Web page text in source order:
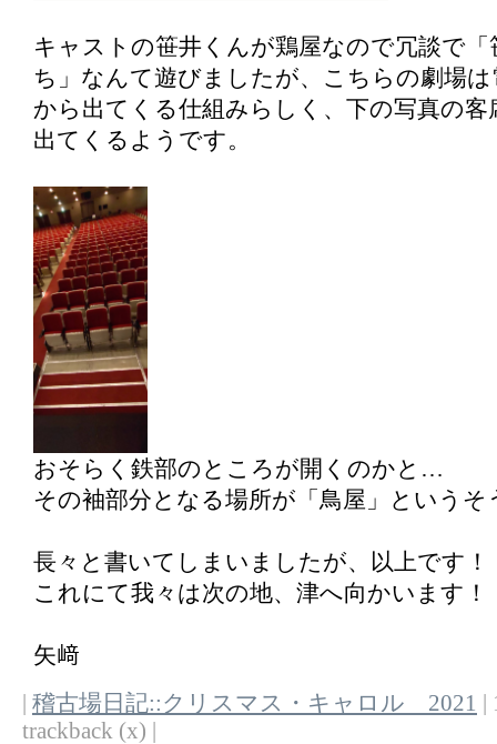
キャストの笹井くんが鶏屋なので冗談で
ち」なんて遊びましたが、こちらの劇場
から出てくる仕組みらしく、下の写真の
出てくるようです。
おそらく鉄部のところが開くのかと…
その袖部分となる場所が「鳥屋」というそ
長々と書いてしまいましたが、以上です！
これにて我々は次の地、津へ向かいます！
矢﨑
稽古場日記::クリスマス・キャロル 2021
trackback (x) |